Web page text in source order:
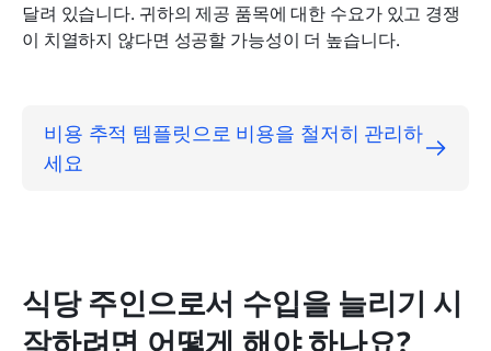
달려 있습니다. 귀하의 제공 품목에 대한 수요가 있고 경쟁
이 치열하지 않다면 성공할 가능성이 더 높습니다.
비용 추적 템플릿으로 비용을 철저히 관리하
세요
식당 주인으로서 수입을 늘리기 시
작하려면 어떻게 해야 하나요?